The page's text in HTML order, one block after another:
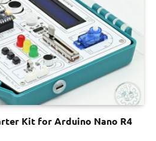
Kit for Arduino Nano R4